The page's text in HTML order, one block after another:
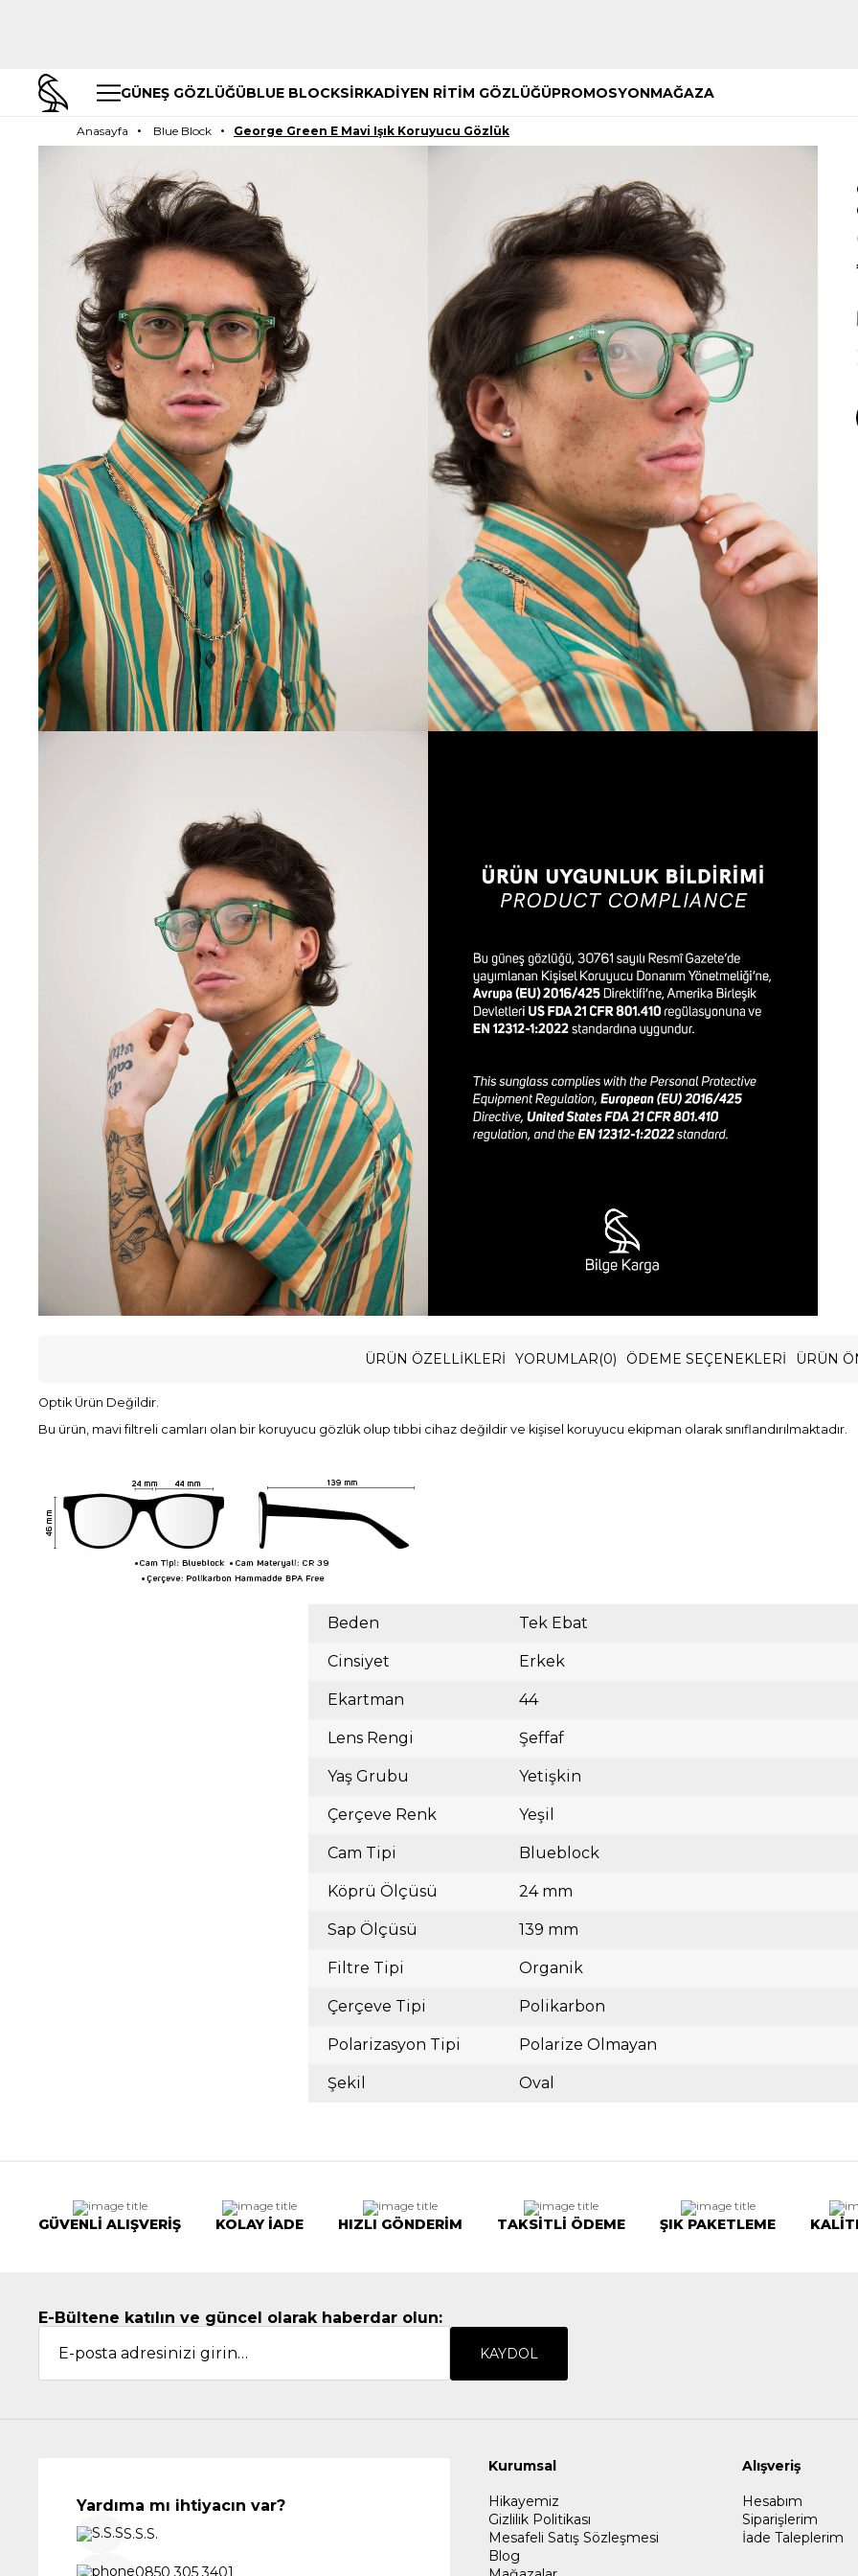
GÜNEŞ GÖZLÜĞÜBLUE BLOCKSİRKADİYEN RİTİM GÖZLÜĞÜPROMOSYONMAĞAZA
Anasayfa Blue Block George Green E Mavi Işık Koruyucu Gözlük
ÜRÜN ÖZELLIKLERI YORUMLAR(0) ÖDEME SEÇENEKLERI ÜRÜN
Optik Ürün Değildir.
Bu ürün, mavi filtreli camları olan bir koruyucu gözlük olup tıbbi cihaz değildir ve kişisel koruyucu ekipman olarak sınıflandırılmaktadır.
Beden Tek Ebat
Cinsiyet Erkek
Ekartman 44
Lens Rengi Şeffaf
Yaş Grubu Yetişkin
Çerçeve Renk Yeşil
Cam Tipi Blueblock
Köprü Ölçüsü 24 mm
Sap Ölçüsü 139 mm
Filtre Tipi Organik
Çerçeve Tipi Polikarbon
Polarizasyon Tipi Polarize Olmayan
Şekil Oval
GÜVENLİ ALIŞVERİŞ KOLAY İADE HIZLI GÖNDERİM TAKSİTLİ ÖDEME ŞIK PAKETLEME
E-Bültene katılın ve güncel olarak haberdar olun:
KAYDOL
Yardıma mı ihtiyacın var?
S.S.S.
0850 305 3401
Kurumsal
Hikayemiz
Gizlilik Politikası
Mesafeli Satış Sözleşmesi
Blog
Alışveriş
Hesabım
Siparişlerim
İade Taleplerim